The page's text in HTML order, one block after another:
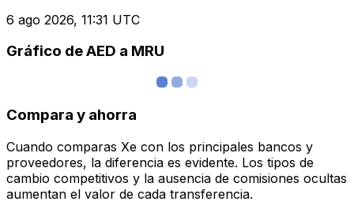
6 ago 2026, 11:31 UTC
Gráfico de AED a MRU
Compara y ahorra
Cuando comparas Xe con los principales bancos y
proveedores, la diferencia es evidente. Los tipos de
cambio competitivos y la ausencia de comisiones ocultas
aumentan el valor de cada transferencia.